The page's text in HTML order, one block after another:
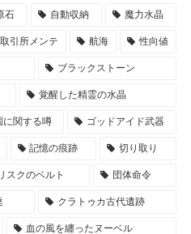
石 自動収納 魔力水晶
引所メンテ 航海 性向値
ブラックストーン
覚醒した精霊の水晶
に関する噂 ゴッドアイド武器
記憶の痕跡 切り取り
スクのベルト 団体命令
クラトゥカ古代遺跡
血の風を纏ったヌーベル